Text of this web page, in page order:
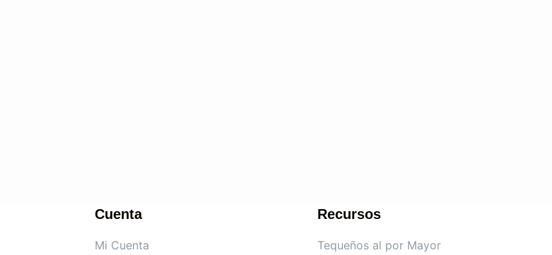
Cuenta
Mi Cuenta
Recursos
Tequeños al por Mayor